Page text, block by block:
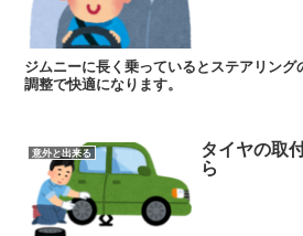
ジムニーに長く乗っているとステアリング
調整で快適になります。
意外と出来る タイヤの取
ら